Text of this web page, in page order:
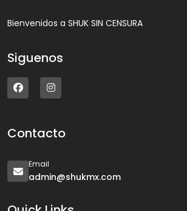
Bienvenidos a SHUK SIN CENSURA
Siguenos
Contacto
Email
admin@shukmx.com